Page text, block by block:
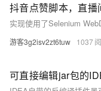
抖音点赞脚本，直
游客3g2isv2zt6tuw 1037
可直接编辑jar包的